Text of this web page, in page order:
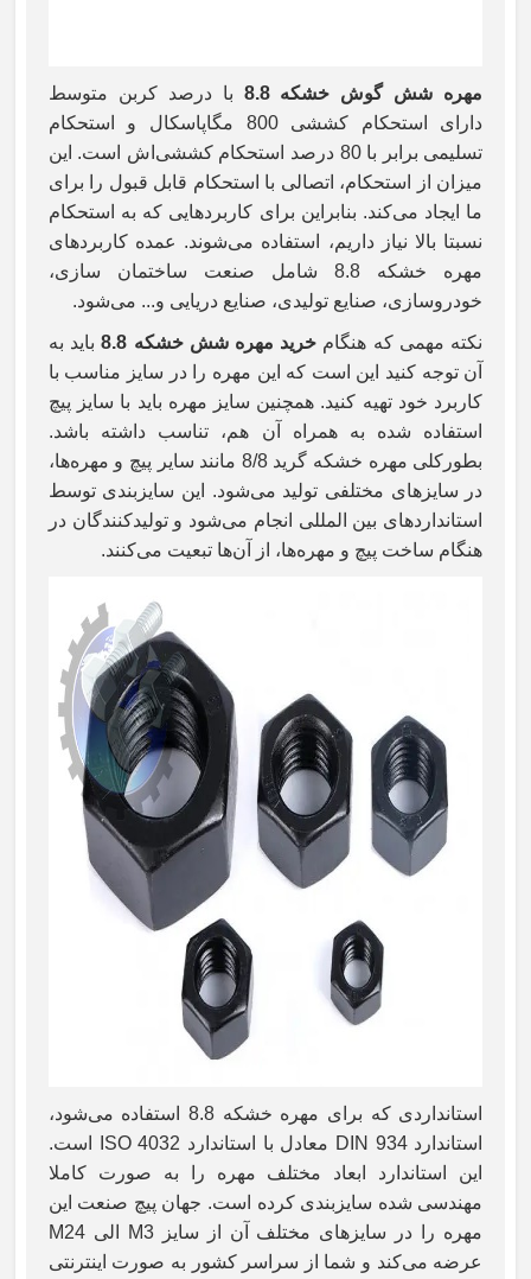
مهره شش گوش خشکه 8.8
با درصد کربن متوسط
دارای استحکام کششی 800 مگاپاسکال و استحکام
تسلیمی برابر با 80 درصد استحکام کششی‌‌اش است. این
میزان از استحکام، اتصالی با استحکام قابل قبول را برای
ما ایجاد می‌کند. بنابراین برای کاربردهایی که به استحکام
نسبتا بالا نیاز داریم، استفاده می‌شوند. عمده کاربردهای
مهره خشکه 8.8 شامل صنعت ساختمان سازی،
خودروسازی، صنایع تولیدی، صنایع دریایی و... می‌شود.
نکته مهمی که هنگام خرید مهره شش خشکه 8.8
باید به
آن توجه کنید این است که این مهره را در سایز مناسب با
کاربرد خود تهیه کنید. همچنین سایز مهره باید با سایز پیچ
استفاده شده به همراه آن هم، تناسب داشته باشد.
بطورکلی مهره خشکه گرید 8/8 مانند سایر پیچ و مهره‌ها،
در سایزهای مختلفی تولید می‌شود. این سایزبندی توسط
استانداردهای بین المللی انجام می‌شود و تولیدکنندگان در
هنگام ساخت پیچ و مهره‌ها، از آن‌ها تبعیت می‌کنند.
استانداردی که برای مهره خشکه 8.8 استفاده می‌شود،
استانداردDIN 934 معادل با استاندارد ISO 4032
است.
این استاندارد ابعاد مختلف مهره را به صورت کاملا
مهندسی شده سایزبندی کرده است. جهان پیچ صنعت این
مهره را در سایزهای مختلف آن از سایزM3 الیM24
عرضه می‌کند و شما از سراسر کشور به صورت اینترنتی